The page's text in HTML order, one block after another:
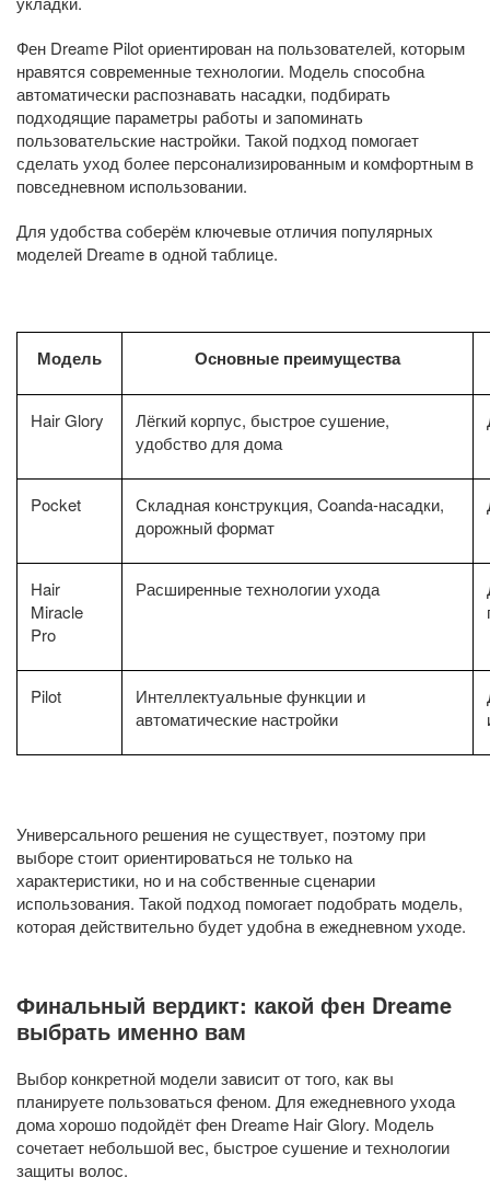
Фен Dreame Pilot ориентирован на пользователей, которым
нравятся современные технологии. Модель способна
автоматически распознавать насадки, подбирать
подходящие параметры работы и запоминать
пользовательские настройки. Такой подход помогает
сделать уход более персонализированным и комфортным в
повседневном использовании.
Для удобства соберём ключевые отличия популярных
моделей Dreame в одной таблице.
Модель Основные преимущества
Hair Glory
Лёгкий корпус, быстрое сушение,
удобство для дома
Pocket
Складная конструкция, Coanda-насадки,
дорожный формат
Hair
Miracle
Pro
Расширенные технологии ухода
Pilot
Интеллектуальные функции и
автоматические настройки
Универсального решения не существует, поэтому при
выборе стоит ориентироваться не только на
характеристики, но и на собственные сценарии
использования. Такой подход помогает подобрать модель,
которая действительно будет удобна в ежедневном уходе.
Финальный вердикт: какой фен Dreame
выбрать именно вам
Выбор конкретной модели зависит от того, как вы
планируете пользоваться феном. Для ежедневного ухода
дома хорошо подойдёт фен Dreame Hair Glory. Модель
сочетает небольшой вес, быстрое сушение и технологии
защиты волос.